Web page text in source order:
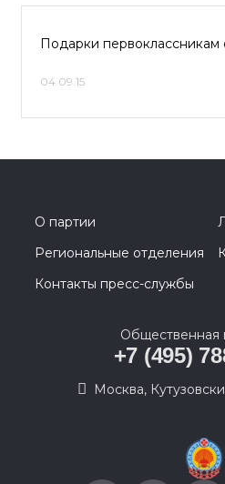
Подарки первоклассникам
04.09.15
О партии
Региональные отделения
Контакты пресс-службы
Общественная
+7 (495)
Москва,